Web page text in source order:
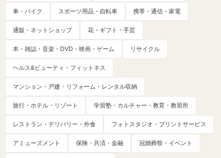
車・バイク スポーツ用品・自転車 携帯・通信・家電
通販・ネットショップ 花・ギフト・手芸
本・雑誌・音楽・DVD・映画・ゲーム リサイクル
ヘルス&ビューティ・フィットネス
マンション・戸建・リフォーム・レンタル収納
旅行・ホテル・リゾート 学習塾・カルチャー・教育・教習所
レストラン・デリバリー・外食 フォトスタジオ・プリントサービス
アミューズメント 保険・共済・金融 冠婚葬祭・イベント